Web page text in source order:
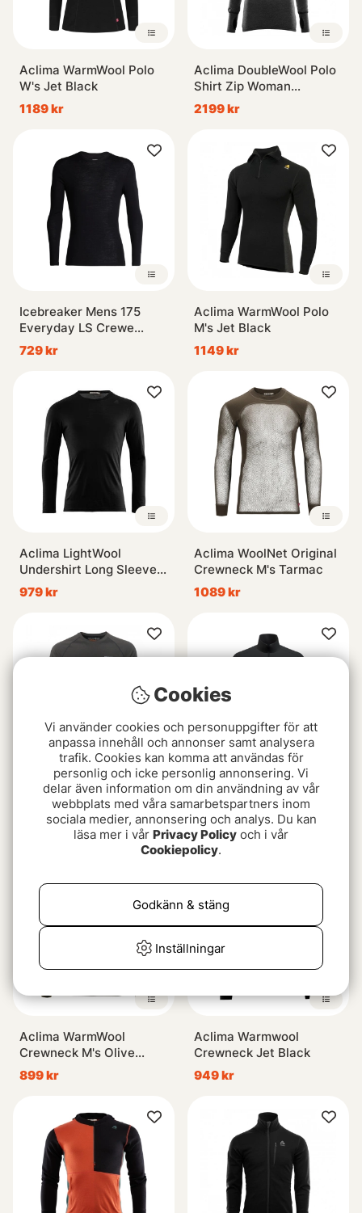
Aclima WarmWool Polo
W's Jet Black
1189 kr
Aclima DoubleWool Polo
Shirt Zip Woman
Marengo/Jet Black
2199 kr
Icebreaker Mens 175
Everyday LS Crewe
Black
729 kr
Aclima WarmWool Polo
M's Jet Black
1149 kr
Aclima LightWool
Undershirt Long Sleeve
Jet Black
979 kr
Aclima WoolNet Original
Crewneck M's Tarmac
1089 kr
Grundéns Grundies Light
Crew Top Anchor
Icebreaker Mens 260
Tech LS Half Zip Black
1349 kr
Aclima WarmWool
Crewneck M's Olive
Night
899 kr
Aclima Warmwool
Crewneck Jet Black
949 kr
Cookies
Vi använder cookies och personuppgifter för att
anpassa innehåll och annonser samt analysera
trafik. Cookies kan komma att användas för
personlig och icke personlig annonsering. Vi
delar även information om din användning av vår
webbplats med våra samarbetspartners inom
sociala medier, annonsering och analys. Du kan
läsa mer i vår Privacy Policy och i vår
Cookiepolicy.
Inställningar
Godkänn & stäng